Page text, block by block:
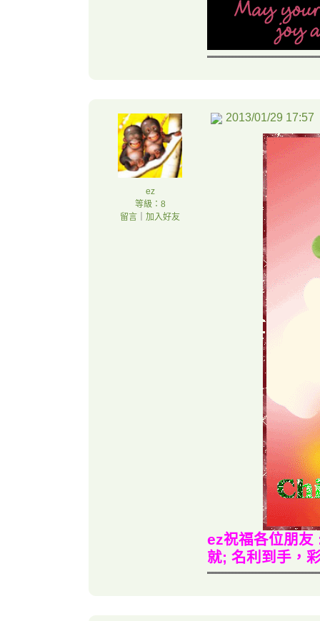
ez
等級：8
留言
加入好友
2013/01/29 17:57
ez祝福各位朋友
就; 名利到手，